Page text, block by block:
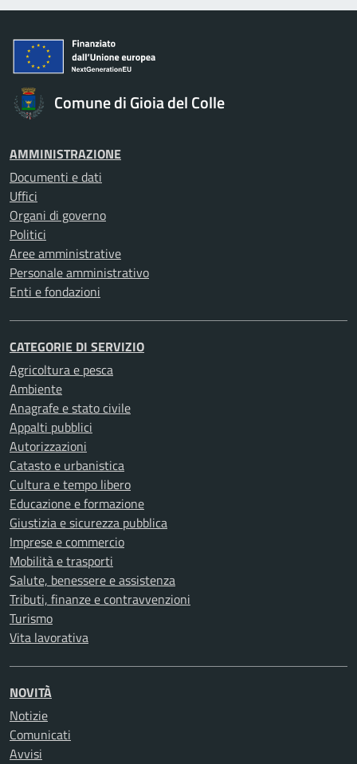
Comune di Gioia del Colle
AMMINISTRAZIONE
Documenti e dati
Uffici
Organi di governo
Politici
Aree amministrative
Personale amministrativo
Enti e fondazioni
CATEGORIE DI SERVIZIO
Agricoltura e pesca
Ambiente
Anagrafe e stato civile
Appalti pubblici
Autorizzazioni
Catasto e urbanistica
Cultura e tempo libero
Educazione e formazione
Giustizia e sicurezza pubblica
Imprese e commercio
Mobilità e trasporti
Salute, benessere e assistenza
Tributi, finanze e contravvenzioni
Turismo
Vita lavorativa
NOVITÀ
Notizie
Comunicati
Avvisi